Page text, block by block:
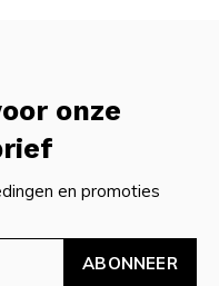
onze
en promoties
ABONNEER